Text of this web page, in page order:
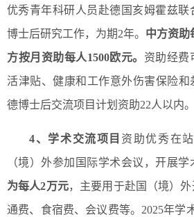
优秀青年科研人员赴德国亥姆霍兹联
博士后研究工作，为期2年。 中方资助
方按月资助每人1500欧元。 资助经费
活津贴、健康和工作意外伤害保险和
德博士后交流项目计划资助22人以内。
4、学术交流项目 资助优秀在
（境）外参加国际学术会议，开展学
为每人2万元，主要用于赴国（境）
通费、食宿费、会议费等。2025年学